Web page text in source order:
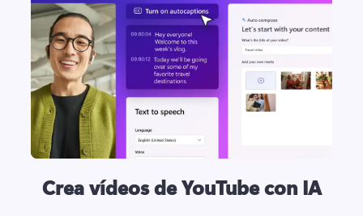
Crea vídeos de YouTube con IA